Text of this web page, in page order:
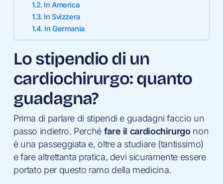
In America
In Svizzera
In Germania
Lo stipendio di un
cardiochirurgo: quanto
guadagna?
Prima di parlare di stipendi e guadagni faccio un
passo indietro. Perché fare il cardiochirurgonon
è una passeggiata e, oltre a studiare (tantissimo)
e fare altrettanta pratica, devi sicuramente essere
portato per questo ramo della medicina.